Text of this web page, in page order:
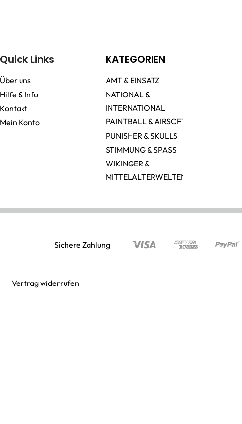
Quick Links
Über uns
Hilfe & Info
Kontakt
Mein Konto
KATEGORIEN
AMT & EINSATZ
NATIONAL &
INTERNATIONAL
PAINTBALL & AIRSOFT
PUNISHER & SKULLS
STIMMUNG & SPASS
WIKINGER &
MITTELALTERWELTEN
Sichere Zahlung
Vertrag widerrufen